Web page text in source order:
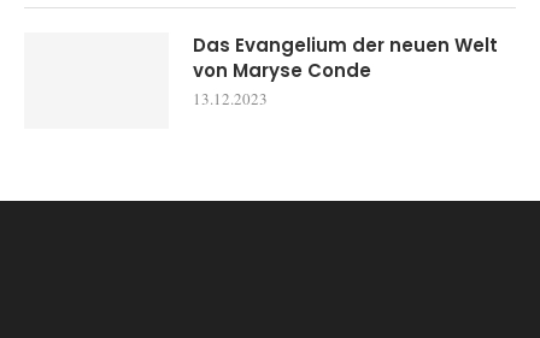
Das Evangelium der neuen Welt
von Maryse Conde
13.12.2023